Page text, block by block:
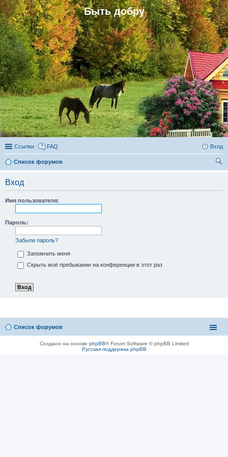
Быть добру
Ссылки FAQ Вход
Список форумов
Вход
Имя пользователя:
Пароль:
Забыли пароль?
Запомнить меня
Скрыть моё пребывание на конференции в этот раз
Список форумов
Создано на основе phpBB® Forum Software © phpBB Limited
Русская поддержка phpBB